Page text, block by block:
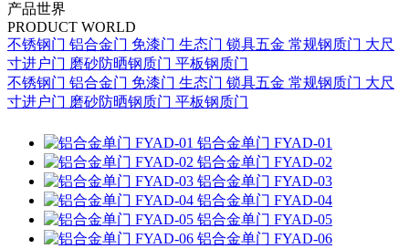
产品世界
PRODUCT WORLD
不锈钢门 铝合金门 免漆门 生态门 锁具五金 常规钢质门 大尺
寸进户门 磨砂防晒钢质门 平板钢质门
不锈钢门 铝合金门 免漆门 生态门 锁具五金 常规钢质门 大尺
寸进户门 磨砂防晒钢质门 平板钢质门
铝合金单门 FYAD-01
铝合金单门 FYAD-02
铝合金单门 FYAD-03
铝合金单门 FYAD-04
铝合金单门 FYAD-05
铝合金单门 FYAD-06